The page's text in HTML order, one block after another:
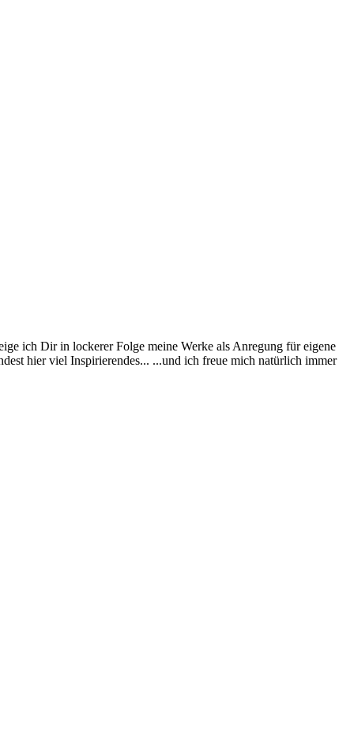
ich Dir in lockerer Folge meine Werke als Anregung für eigene
hier viel Inspirierendes... ...und ich freue mich natürlich immer